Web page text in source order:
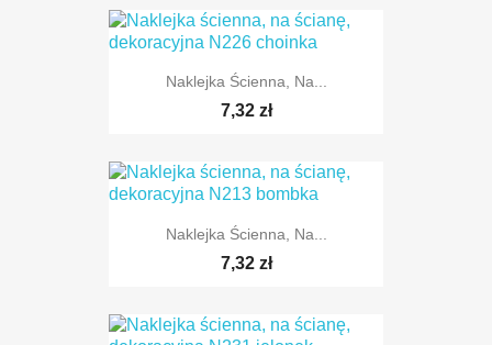
TYLKO ONLINE
Naklejka Ścienna, Na...
7,32 zł
TYLKO ONLINE
Naklejka Ścienna, Na...
7,32 zł